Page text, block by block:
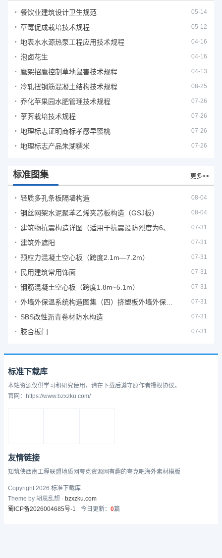
餐饮业建筑设计卫生规范 05-14
草莓促成栽培技术规程 05-12
地表水水源热泵工程应用技术规程 04-16
泡卤花生 04-16
鹰架招鹰控制草地鼠害技术规程 04-13
冷轧扭钢筋混凝土结构技术规程 08-25
乔化苹果园水肥管理技术规程 07-26
莩荠栽培技术规程 07-26
地理标志证明商标孝感早蜜桃 07-26
地理标志产品朱湖糯米 07-26
标准图集 更多>>
轻质多孔条板隔墙构造 08-04
钢丝网架水泥聚苯乙烯夹芯板构造（GSJ板） 08-04
07-31
建筑外遮阳 07-31
预应力混凝土空心板（跨度2.1m—7.2m） 07-31
民用建筑常用饰面 07-31
钢筋混凝土空心板（跨度1.8m~5.1m） 07-31
07-31
SBS改性沥青卷材防水构造 07-31
胶合板门 07-31
标准下载库
本站资源仅供学习和研究使用，请在下载后遵守原作者授权协议。
官网：https://www.bzxzku.com/
友情链接
知筑侠西南工程联盟地质网夸克资源网有趣的夸克吧海外素材模版
Copyright 2026 标准下载库
Theme by 胡思乱想 · bzxzku.com
蜀ICP备2026004685号-1
今日更新： 0篇